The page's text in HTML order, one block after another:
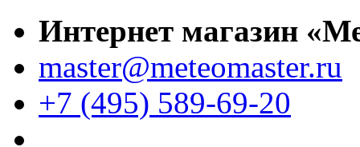
Интернет магазин
master@meteomaster.ru
+7 (495) 589-69-20